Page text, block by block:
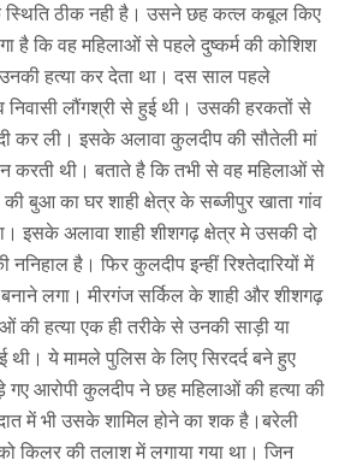
स्थिति ठीक नही है। उसने छह कत्ल कबूल किए
है कि वह महिलाओं से पहले दुष्कर्म की कोशिश
हत्या कर देता था। दस साल पहले
निवासी लौंगश्री से हुई थी। उसकी हरकतों से
कर ली। इसके अलावा कुलदीप की सौतेली मां
करती थी। बताते है कि तभी से वह महिलाओं से
बुआ का घर शाही क्षेत्र के सब्जीपुर खाता गांव
इसके अलावा शाही शीशगढ़ क्षेत्र मे उसकी दो
है। फिर कुलदीप इन्हीं रिश्तेदारियों में
लगा। मीरगंज सर्किल के शाही और शीशगढ़
की हत्या एक ही तरीके से उनकी साड़ी या
ये मामले पुलिस के लिए सिरदर्द बने हुए
आरोपी कुलदीप ने छह महिलाओं की हत्या की
में भी उसके शामिल होने का शक है।बरेली
किलर की तलाश में लगाया गया था। जिन